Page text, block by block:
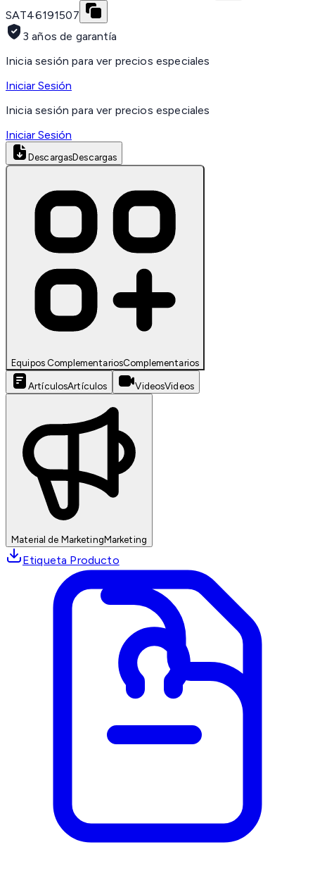
SAT46191507
3 años de garantía
Inicia sesión para ver precios especiales
Iniciar Sesión
Inicia sesión para ver precios especiales
Iniciar Sesión
DescargasDescargas
Equipos ComplementariosComplementarios
ArtículosArtículos VideosVideos
Material de MarketingMarketing
Etiqueta Producto